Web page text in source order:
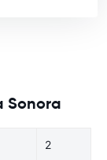
Sonora
2